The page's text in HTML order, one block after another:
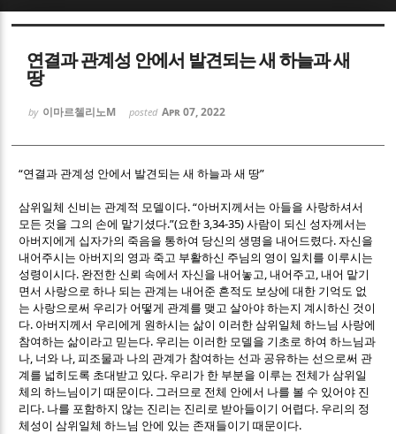
연결과 관계성 안에서 발견되는 새 하늘과 새
땅
by 이마르첼리노M posted Apr 07, 2022
“연결과 관계성 안에서 발견되는새 하늘과 새 땅”
삼위일체 신비는 관계적 모델이다. “아버지께서는 아들을 사랑하셔서
모든 것을 그의 손에 맡기셨다.”(요한3,34-35)사람이 되신 성자께서는
아버지에게 십자가의 죽음을 통하여 당신의 생명을 내어드렸다.자신을
내어주시는 아버지의 영과 죽고 부활하신 주님의 영이 일치를 이루시는
성령이시다. 완전한 신뢰 속에서 자신을 내어놓고 ,내어주고 ,내어 맡기
면서 사랑으로 하나 되는 관계는 내어준 흔적도 보상에 대한 기억도 없
는 사랑으로써 우리가 어떻게 관계를 맺고 살아야 하는지 계시하신 것이
다. 아버지께서 우리에게 원하시는 삶이 이러한 삼위일체 하느님 사랑에
참여하는 삶이라고 믿는다. 우리는 이러한 모델을 기초로 하여 하느님과
나, 너와 나,피조물과 나의 관계가 참여하는 선과 공유하는 선으로써 관
계를 넓히도록 초대받고 있다. 우리가 한 부분을 이루는 전체가 삼위일
체의 하느님이기 때문이다. 그러므로 전체 안에서 나를 볼 수 있어야 진
리다. 나를 포함하지 않는 진리는 진리로 받아들이기 어렵다. 우리의 정
체성이 삼위일체 하느님 안에 있는 존재들이기 때문이다.
Sketchbook5, 스케치북5
Sketchbook5, 스케치북5
Sketchbook5, 스케치북5
Sketchbook5, 스케치북5